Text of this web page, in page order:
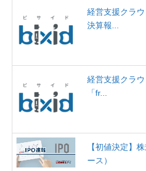
経営支援クラウ
決算報...
経営支援クラウ
「fr...
【初値決定】
ース）